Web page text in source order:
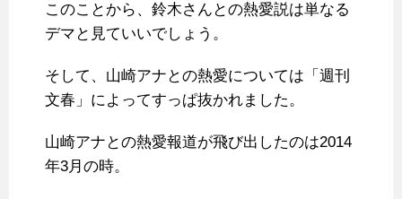
このことから、鈴木さんとの熱愛説は単なる
デマと見ていいでしょう。
そして、山崎アナとの熱愛については「週刊
文春」によってすっぱ抜かれました。
山崎アナとの熱愛報道が飛び出したのは2014
年3月の時。